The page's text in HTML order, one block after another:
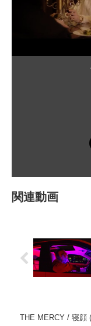
関連動画
THE MERCY / 寝顔